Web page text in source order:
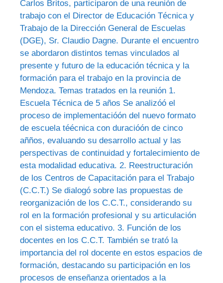
Carlos Britos, participaron de una reunión de
trabajo con el Director de Educación Técnica y
Trabajo de la Dirección General de Escuelas
(DGE), Sr. Claudio Dagne. Durante el encuentro
se abordaron distintos temas vinculados al
presente y futuro de la educación técnica y la
formación para el trabajo en la provincia de
Mendoza. Temas tratados en la reunión 1.
Escuela Técnica de 5 años Se analizóó el
proceso de implementacióón del nuevo formato
de escuela téécnica con duracióón de cinco
añños, evaluando su desarrollo actual y las
perspectivas de continuidad y fortalecimiento de
esta modalidad educativa. 2. Reestructuración
de los Centros de Capacitación para el Trabajo
(C.C.T.) Se dialogó sobre las propuestas de
reorganización de los C.C.T., considerando su
rol en la formación profesional y su articulación
con el sistema educativo. 3. Función de los
docentes en los C.C.T. También se trató la
importancia del rol docente en estos espacios de
formación, destacando su participación en los
procesos de enseñanza orientados a la